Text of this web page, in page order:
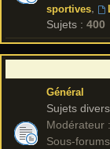
sportives
Sujets : 400
Général
Sujets
Modérateur :
Sous-